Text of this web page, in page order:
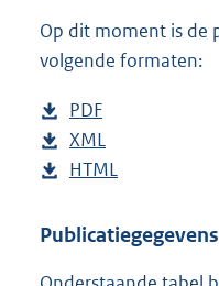
Op dit moment is de
volgende formaten:
D
o
w
l
PDF
e
s
a
D
o
n
XML
e
t
D
w
HTML
s
Publicatiegegevens